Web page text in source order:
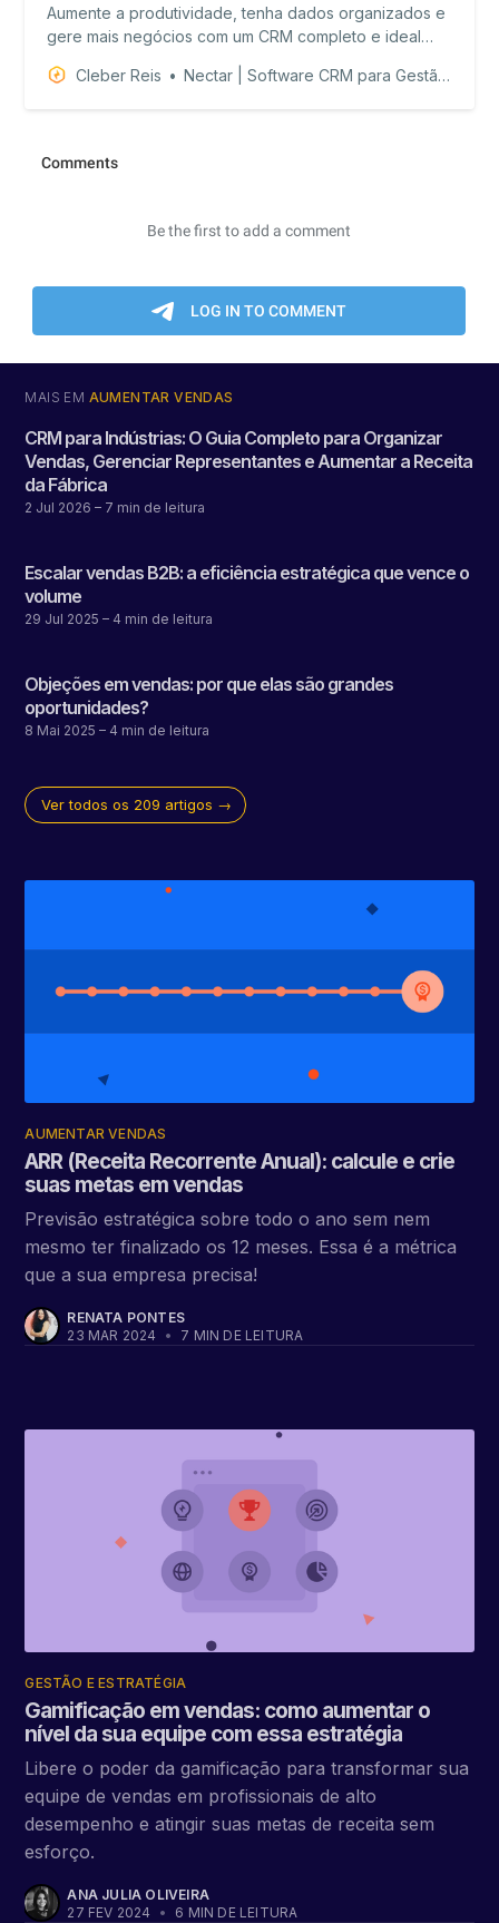
Aumente a produtividade, tenha dados organizados e
gere mais negócios com um CRM completo e ideal
Cleber Reis
Nectar | Software CRM para Gestão de Vendas B2B
MAIS EM AUMENTAR VENDAS
CRM para Indústrias: O Guia Completo para Organizar
Vendas, Gerenciar Representantes e Aumentar a Receita
da Fábrica
2 Jul 2026 – 7 min de leitura
Escalar vendas B2B: a eficiência estratégica que vence o
volume
29 Jul 2025 – 4 min de leitura
Objeções em vendas: por que elas são grandes
oportunidades?
8 Mai 2025 – 4 min de leitura
Ver todos os 209 artigos →
AUMENTAR VENDAS
ARR (Receita Recorrente Anual): calcule e crie
suas metas em vendas
Previsão estratégica sobre todo o ano sem nem
mesmo ter finalizado os 12 meses. Essa é a métrica
que a sua empresa precisa!
RENATA PONTES
23 MAR 2024
• 7 MIN DE LEITURA
GESTÃO E ESTRATÉGIA
Gamificação em vendas: como aumentar o
nível da sua equipe com essa estratégia
Libere o poder da gamificação para transformar sua
equipe de vendas em profissionais de alto
desempenho e atingir suas metas de receita sem
esforço.
ANA JULIA OLIVEIRA
27 FEV 2024
• 6 MIN DE LEITURA